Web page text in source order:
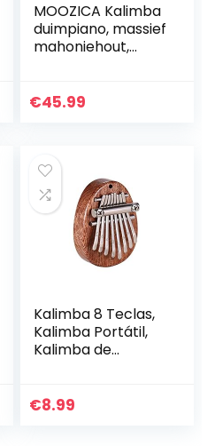
MOOZICA Kalimba
duimpiano, massief
mahoniehout,
met hoogglans
€45.99
Kalimba 8 Teclas,
Kalimba Portátil,
Kalimba de
Kalimba Thumb
€8.99